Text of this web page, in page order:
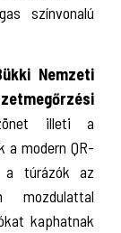
színvonalú
Nemzeti
illeti a
modern QR-
a túrázók az
mozdulattal
kaphatnak